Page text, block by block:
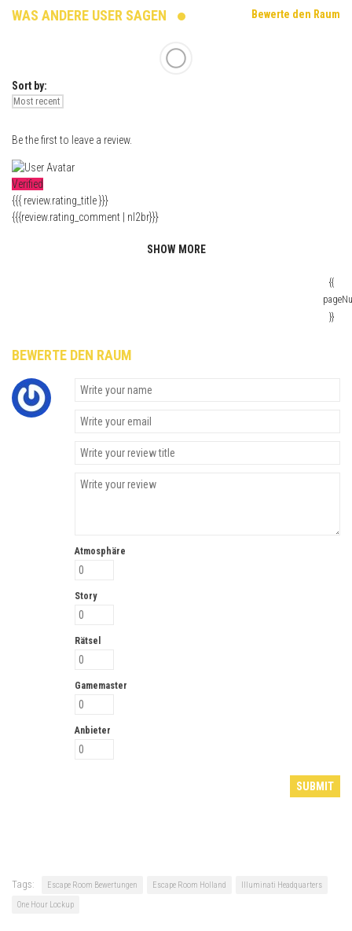
WAS ANDERE USER SAGEN Bewerte den Raum
Sort by:
Be the first to leave a review.
Verified
{{{ review.rating_title }}}
{{{review.rating_comment | nl2br}}}
SHOW MORE
{{
}}
BEWERTE DEN RAUM
Atmosphäre
Story
Rätsel
Gamemaster
Anbieter
Tags: Escape Room Bewertungen Escape Room Holland
Illuminati Headquarters
One Hour Lockup